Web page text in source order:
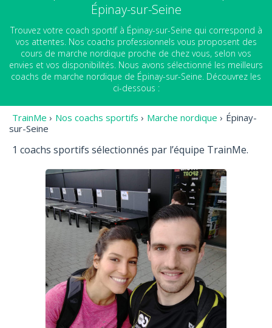
Épinay-sur-Seine
Trouvez votre coach sportif à Épinay-sur-Seine qui correspond à
vos attentes. Nos coachs professionnels vous proposent des
cours de marche nordique proche de chez vous, selon vos
envies et vos disponibilités. Nous avons sélectionné les meilleurs
coachs de marche nordique de Épinay-sur-Seine. Découvrez les
ci-dessous :
TrainMe › Nos coachs sportifs › Marche nordique › Épinay-
sur-Seine
1 coachs sportifs sélectionnés par l’équipe TrainMe.